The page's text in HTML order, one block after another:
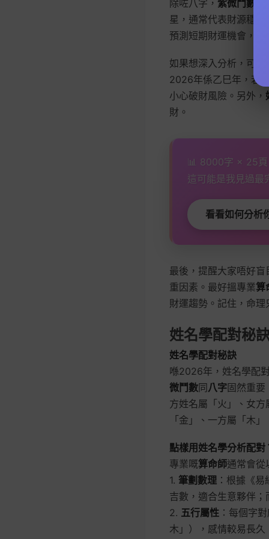
除咗八字， 紫微鬥數
星，通常代表財源穩
預測短期財運機會，
如果想深入分析，可以
2026年係乙巳年，若
小心破財風險。另外，
財。
📊 8000字 × 25
這可能是我見過最
看看如何分析
最後，提醒大家唔好盲
重因素。最好搵專業算
財運趨勢。記住，命
姓名學配對秘
姓名學配對秘訣
喺2026年，姓名學配
微鬥數同八字固然重
方姓名屬「火」、女
「金」、一方屬「木
點樣用姓名學分析配對
專業嘅算命師通常會從
1. 筆劃數理 ：根據《
吉數，適合生意夥伴
2. 五行屬性 ：每個字
木」），感情較易長